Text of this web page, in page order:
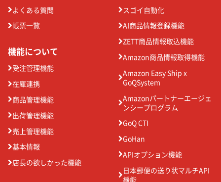
よくある質問
帳票一覧
機能について
受注管理機能
在庫連携
商品管理機能
出荷管理機能
売上管理機能
基本情報
店長の欲しかった機能
スゴイ自動化
AI商品情報登録機能
ZETT商品情報取込機能
Amazon商品情報取得機能
Amazon Easy Ship x
GoQSystem
Amazonパートナーエージェ
ンシープログラム
GoQ CTI
GoHan
APIオプション機能
日本郵便の送り状マルチAPI
機能